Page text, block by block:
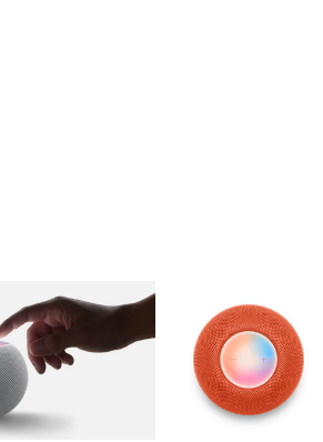
图库 图像 图库 图像